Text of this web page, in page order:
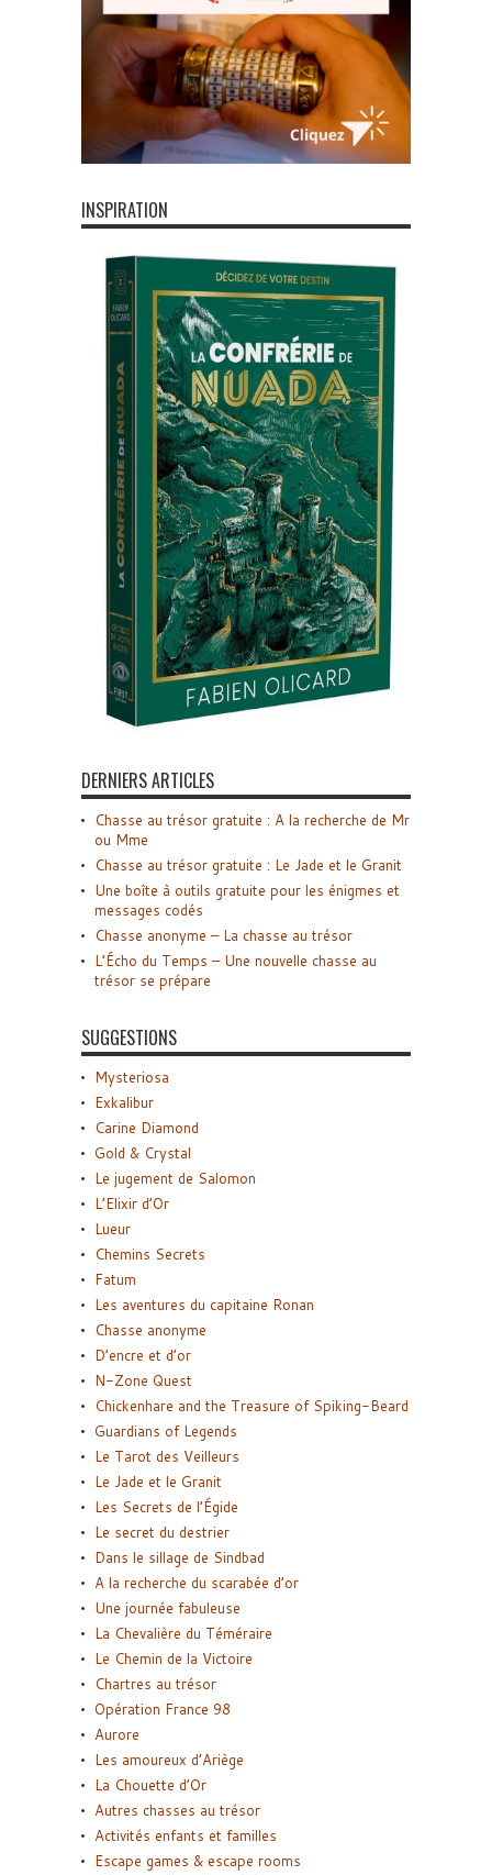
INSPIRATION
DERNIERS ARTICLES
Chasse au trésor gratuite : A la recherche de Mr
ou Mme
Chasse au trésor gratuite : Le Jade et le Granit
Une boîte à outils gratuite pour les énigmes et
messages codés
Chasse anonyme – La chasse au trésor
L’Écho du Temps – Une nouvelle chasse au
trésor se prépare
SUGGESTIONS
Mysteriosa
Exkalibur
Carine Diamond
Gold & Crystal
Le jugement de Salomon
L’Elixir d’Or
Lueur
Chemins Secrets
Fatum
Les aventures du capitaine Ronan
Chasse anonyme
D’encre et d’or
N-Zone Quest
Chickenhare and the Treasure of Spiking-Beard
Guardians of Legends
Le Tarot des Veilleurs
Le Jade et le Granit
Les Secrets de l’Égide
Le secret du destrier
Dans le sillage de Sindbad
A la recherche du scarabée d’or
Une journée fabuleuse
La Chevalière du Téméraire
Le Chemin de la Victoire
Chartres au trésor
Opération France 98
Aurore
Les amoureux d’Ariège
La Chouette d’Or
Autres chasses au trésor
Activités enfants et familles
Escape games & escape rooms